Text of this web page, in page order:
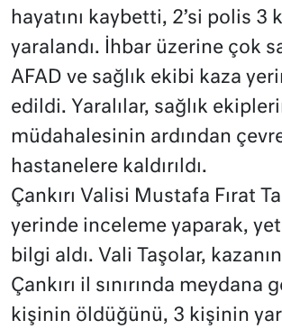
hayatını kaybetti, 2’si polis 3
yaralandı. İhbar üzerine çok
AFAD ve sağlık ekibi kaza
edildi. Yaralılar, sağlık
müdahalesinin ardından
hastanelere kaldırıldı.
Çankırı Valisi Mustafa Fırat
yerinde inceleme yaparak,
bilgi aldı. Vali Taşolar,
Çankırı il sınırında meydana
kişinin öldüğünü, 3 kişinin